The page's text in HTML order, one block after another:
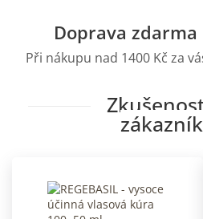
Doprava zdarma
Při nákupu nad 1400 Kč za